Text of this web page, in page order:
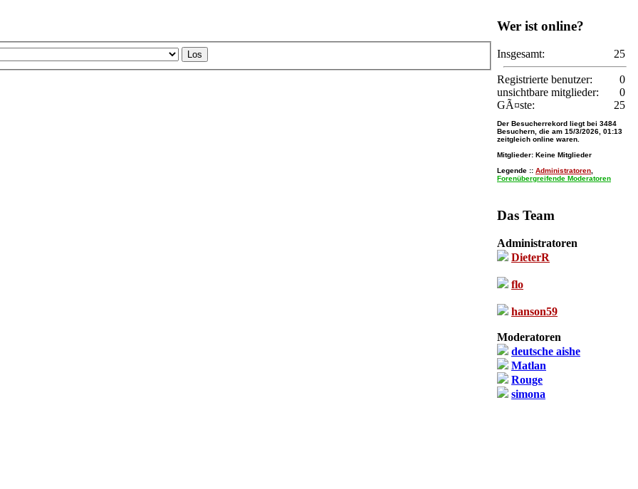
Wer ist online?
Insgesamt: 25
Registrierte benutzer:
0
unsichtbare mitglieder:
0
GÃ¤ste:
25
Der Besucherrekord liegt bei 3484
Besuchern, die am 15/3/2026, 01:13
zeitgleich online waren.
Mitglieder: Keine Mitglieder
Legende :: Administratoren
Forenübergreifende Moderatoren
Das Team
Administratoren
DieterR
flo
hanson59
Moderatoren
deutsche aishe
Matlan
Rouge
simona